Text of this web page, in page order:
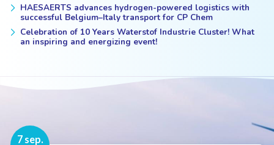
HAESAERTS advances hydrogen-powered logistics with
successful Belgium–Italy transport for CP Chem
Celebration of 10 Years Waterstof Industrie Cluster! What
an inspiring and energizing event!
7 sep.
16 nov.